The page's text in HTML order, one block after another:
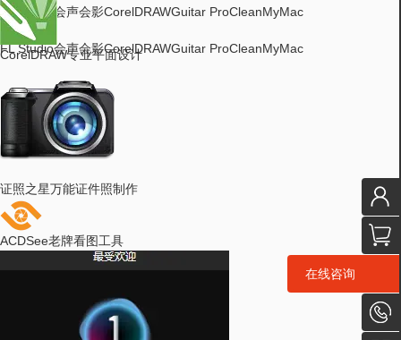
FL Studio会声会影CorelDRAWGuitar ProCleanMyMac
热门搜索
FL Studio会声会影CorelDRAWGuitar ProCleanMyMac
CorelDRAW专业平面设计
证照之星万能证件照制作
ACDSee老牌看图工具
在线咨询
在线咨询